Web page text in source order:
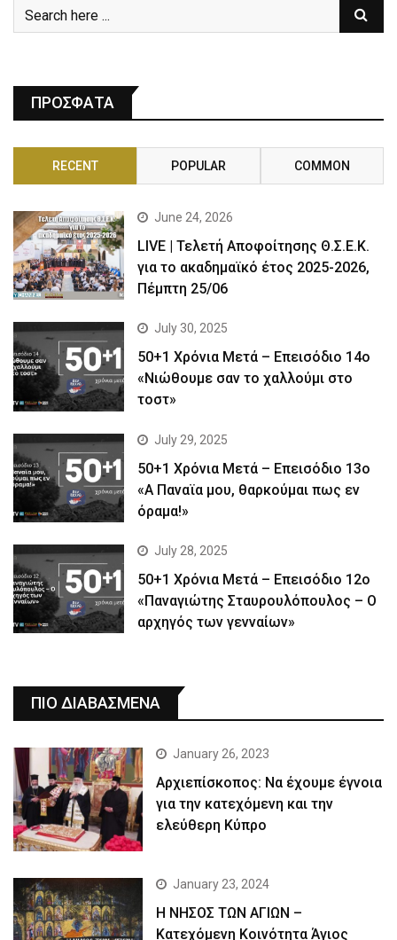
ΠΡΟΣΦΑΤΑ
RECENT POPULAR COMMON
June 24, 2026
LIVE | Τελετή Αποφοίτησης Θ.Σ.Ε.Κ.
για το ακαδημαϊκό έτος 2025-2026,
Πέμπτη 25/06
July 30, 2025
50+1 Χρόνια Μετά – Επεισόδιο 14ο
«Νιώθουμε σαν το χαλλούμι στο
τοστ»
July 29, 2025
50+1 Χρόνια Μετά – Επεισόδιο 13ο
«Α Παναϊα μου, θαρκούμαι πως εν
όραμα!»
July 28, 2025
50+1 Χρόνια Μετά – Επεισόδιο 12ο
«Παναγιώτης Σταυρουλόπουλος – Ο
αρχηγός των γενναίων»
ΠΙΟ ΔΙΑΒΑΣΜΕΝΑ
January 26, 2023
Αρχιεπίσκοπος: Να έχουμε έγνοια
για την κατεχόμενη και την
ελεύθερη Κύπρο
January 23, 2024
Η ΝΗΣΟΣ ΤΩΝ ΑΓΙΩΝ –
Κατεχόμενη Κοινότητα Άγιος